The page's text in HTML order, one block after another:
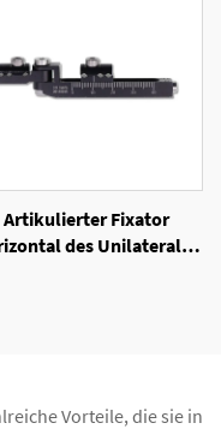
Artikulierter Fixator
des Unilateralen
Vorteile, die sie in